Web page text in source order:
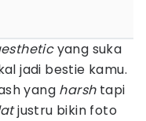
yang suka
jadi bestie kamu.
yang harsh tapi
justru bikin foto